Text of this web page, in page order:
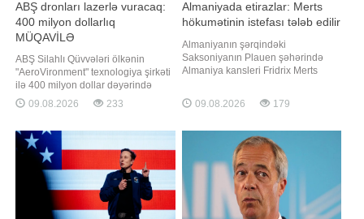
ABŞ dronları lazerlə vuracaq:
400 milyon dollarlıq
MÜQAVİLƏ
ABŞ Silahlı Qüvvələri ölkənin
"AeroVironment" texnologiya şirkəti
ilə 400 milyon dollar dəyərində
"Locust" dron əleyhinə lazer
sistemlərinin tədarükünə dair ilk
barədə "Bloomberg" agentliyi
mənbələrə istinadən xəbər verib.
Agentliyi
09.08.2026 233
Almaniyada etirazlar: Merts
hökumətinin istefası tələb edilir
Almaniyanın şərqindəki
Saksoniyanın Plauen şəhərində
Almaniya kansleri Fridrix Merts
nümayiş başlayıb. "Projekt M1llion"
etiraz hərəkatı bütün ölkə üzrə
təxminən 10 00 iştirakçının
olduğunu elan edib. -ın xəbərinə
görə, bu barəd
09.08.2026 179